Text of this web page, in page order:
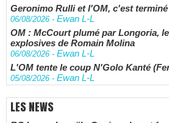
Geronimo Rulli et l'OM, c'est
06/08/2026 - Ewan L-L
OM : McCourt plumé par Longoria,
explosives de Romain Molina
06/08/2026 - Ewan L-L
L'OM tente le coup N'Golo Kanté
05/08/2026 - Ewan L-L
LES NEWS